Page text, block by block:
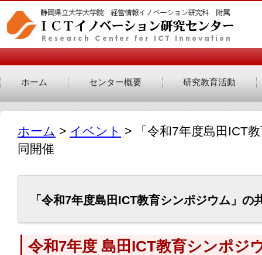
ホーム センター概要 研究教育活動
ホーム > イベント > 「令和7年度島田ICT
同開催
「令和7年度島田ICT教育シンポジウム」の
令和7年度 島田ICT教育シンポジ